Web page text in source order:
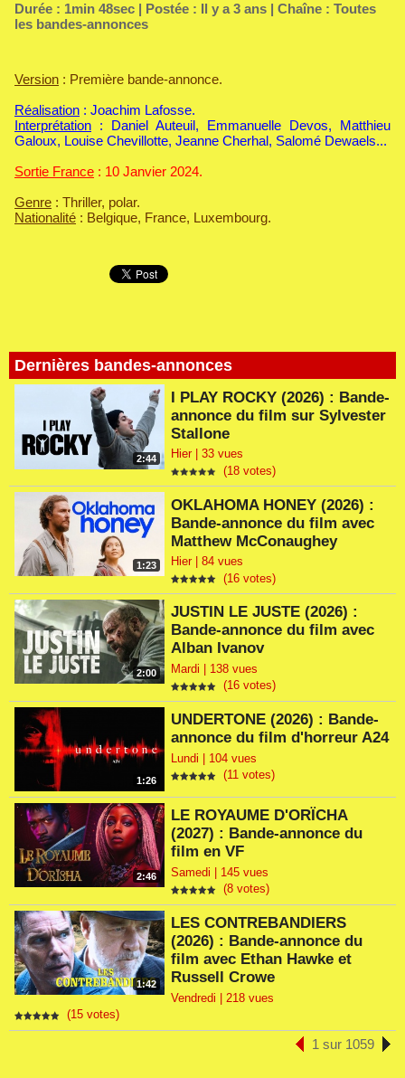
Dernières bandes-annonces
2:44
I PLAY ROCKY (2026) : Bande-
annonce du film sur Sylvester
Stallone
Hier | 33 vues
(18 votes)
1:23
OKLAHOMA HONEY (2026) :
Bande-annonce du film avec
Matthew McConaughey
Hier | 84 vues
(16 votes)
2:00
JUSTIN LE JUSTE (2026) :
Bande-annonce du film avec
Alban Ivanov
Mardi | 138 vues
(16 votes)
1:26
UNDERTONE (2026) : Bande-
annonce du film d'horreur A24
Lundi | 104 vues
(11 votes)
2:46
LE ROYAUME D'ORÏCHA
(2027) : Bande-annonce du
film en VF
Samedi | 145 vues
(8 votes)
1:42
LES CONTREBANDIERS
(2026) : Bande-annonce du
film avec Ethan Hawke et
Russell Crowe
Vendredi | 218 vues
(15 votes)
1 sur 1059
Durée : 1min 48sec | Postée : Il y a 3 ans | Chaîne : Toutes
les bandes-annonces
Version : Première bande-annonce.
Réalisation : Joachim Lafosse.
Interprétation : Daniel Auteuil, Emmanuelle Devos, Matthieu
Galoux, Louise Chevillotte, Jeanne Cherhal, Salomé Dewaels...
Sortie France : 10 Janvier 2024.
Genre : Thriller, polar.
Nationalité : Belgique, France, Luxembourg.